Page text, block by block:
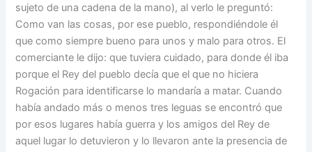
sujeto de una cadena de la mano), al verlo le preguntó:
Como van las cosas, por ese pueblo, respondiéndole él
que como siempre bueno para unos y malo para otros. El
comerciante le dijo: que tuviera cuidado, para donde él iba
porque el Rey del pueblo decía que el que no hiciera
Rogación para identificarse lo mandaría a matar. Cuando
había andado más o menos tres leguas se encontró que
por esos lugares había guerra y los amigos del Rey de
aquel lugar lo detuvieron y lo llevaron ante la presencia de